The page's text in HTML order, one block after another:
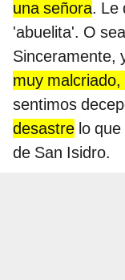
una señora. Le
'abuelita'. O
Sinceramente,
muy
sentimos
desastre lo
de San Isidro.